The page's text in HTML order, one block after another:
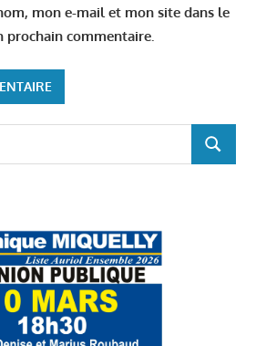
mon e-mail et mon site dans le
prochain commentaire.